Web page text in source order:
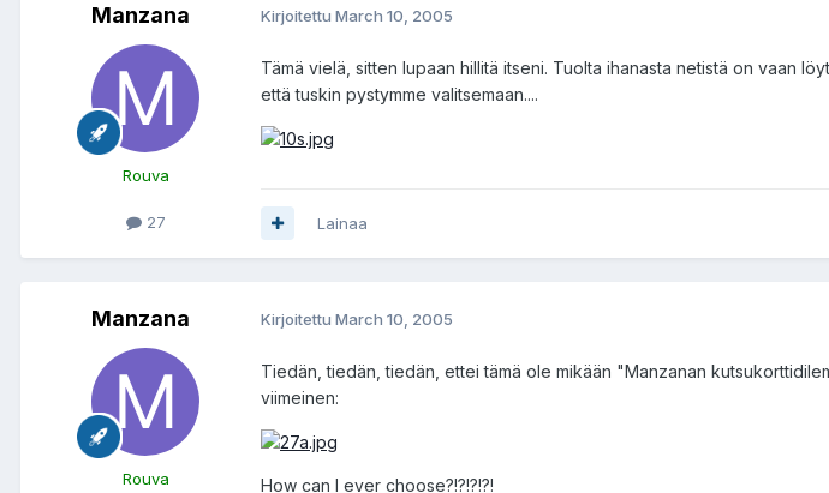
Manzana
Rouva
27
Kirjoitettu March 10, 2005
Tämä vielä, sitten lupaan hillitä itseni. Tuolta ihanasta netistä on vaan
että tuskin pystymme valitsemaan....
Lainaa
Manzana
Rouva
Kirjoitettu March 10, 2005
Tiedän, tiedän, tiedän, ettei tämä ole mikään "Manzanan
viimeinen:
How can I ever choose?!?!?!?!